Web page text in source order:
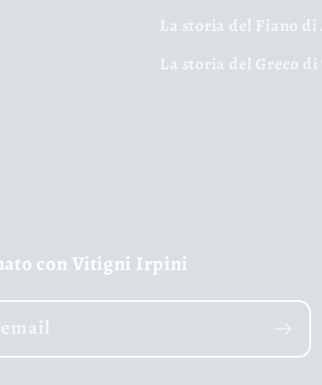
La storia del Fiano di
La storia del Greco di
con Vitigni Irpini